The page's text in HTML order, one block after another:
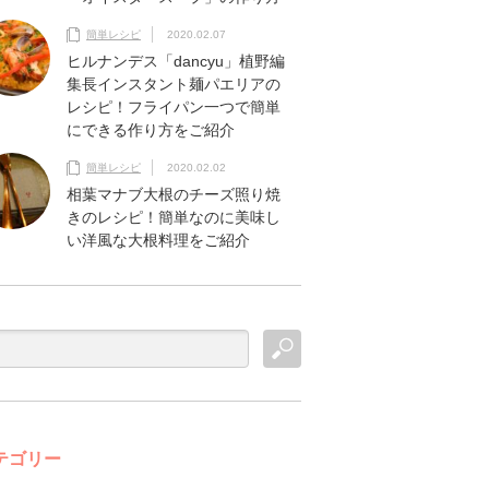
簡単レシピ 2020.02.07
ヒルナンデス「dancyu」植野編
集長インスタント麺パエリアの
レシピ！フライパン一つで簡単
にできる作り方をご紹介
簡単レシピ 2020.02.02
相葉マナブ大根のチーズ照り焼
きのレシピ！簡単なのに美味し
い洋風な大根料理をご紹介
ゴリー